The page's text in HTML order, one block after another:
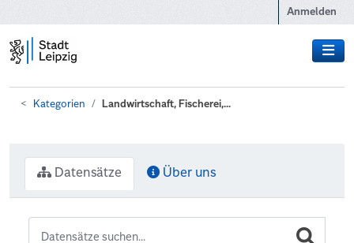
Anmelden
Kategorien Landwirtschaft, Fischerei,...
Datensätze Über uns